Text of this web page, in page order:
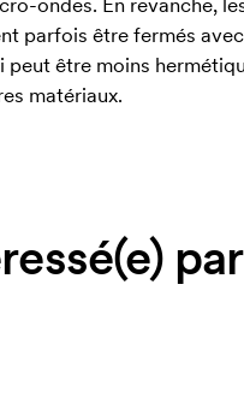
parfois être fermés
peut être moins
matériaux.